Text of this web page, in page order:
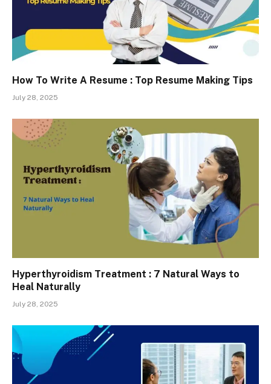
How To Write A Resume : Top Resume Making Tips
July 28, 2025
Hyperthyroidism Treatment : 7 Natural Ways to
Heal Naturally
July 28, 2025